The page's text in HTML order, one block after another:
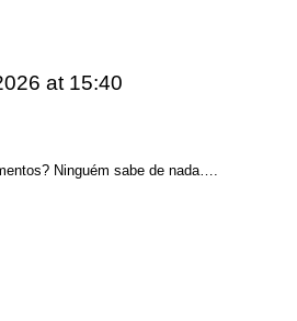
at 15:40
Ninguém sabe de nada….